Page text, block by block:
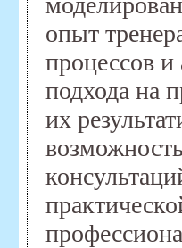
опыт
процессов и
подхода на
их